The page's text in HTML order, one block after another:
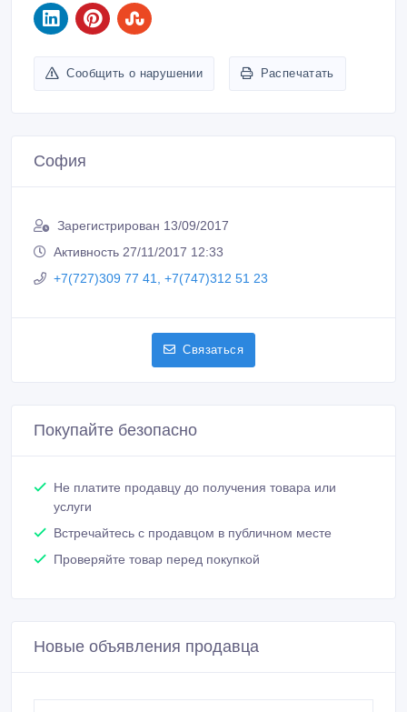
Сообщить о нарушении Распечатать
София
Зарегистрирован 13/09/2017
Активность 27/11/2017 12:33
+7(727)309 77 41, +7(747)312 51 23
Связаться
Покупайте безопасно
Не платите продавцу до получения товара или
услуги
Встречайтесь с продавцом в публичном месте
Проверяйте товар перед покупкой
Новые объявления продавца